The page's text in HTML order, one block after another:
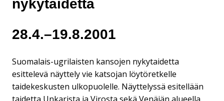
nykytaidetta
28.4.–19.8.2001
Suomalais-ugrilaisten kansojen nykytaidetta
esittelevä näyttely vie katsojan löytöretkelle
taidekeskusten ulkopuolelle. Näyttelyssä esitellään